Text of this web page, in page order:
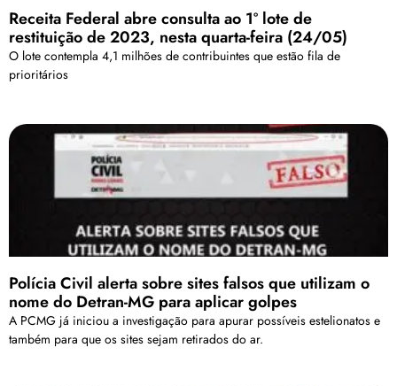
Receita Federal abre consulta ao 1º lote de
restituição de 2023, nesta quarta-feira (24/05)
O lote contempla 4,1 milhões de contribuintes que estão fila de
prioritários
Polícia Civil alerta sobre sites falsos que utilizam o
nome do Detran-MG para aplicar golpes
A PCMG já iniciou a investigação para apurar possíveis estelionatos e
também para que os sites sejam retirados do ar.